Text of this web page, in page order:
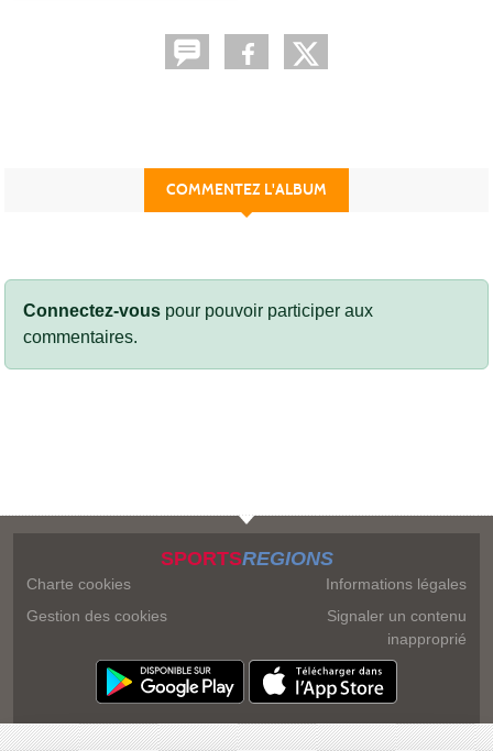
COMMENTEZ L'ALBUM
Connectez-vous pour pouvoir participer aux
commentaires.
SPORTSREGIONS
Charte cookies
Gestion des cookies
Informations légales
Signaler un contenu
inapproprié